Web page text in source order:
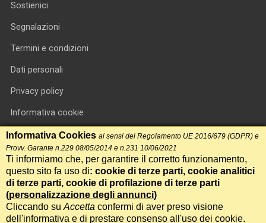
Sostienici
Segnalazioni
Termini e condizioni
Dati personali
Privacy policy
Informativa cookie
RSS feed
RSS Top News
Contatti
International Communication S.r.l. • P.IVA 14478081004 • Testata
Informativa Cookies ai sensi del Regolamento UE 2016/679 (GDPR) e
Provv. Garante n.229 08/05/2014 e n.231 10/06/2021
Ti informiamo che, per garantire il corretto funzionamento,
questo sito fa uso di: cookie di terze parti, cookie analitici
di terze parti, cookie di profilazione di terze parti
(personalizzazione degli annunci)
Cliccando su Accetta confermi di aver preso visione
dell'informativa e di prestare consenso all'uso dei cookie.